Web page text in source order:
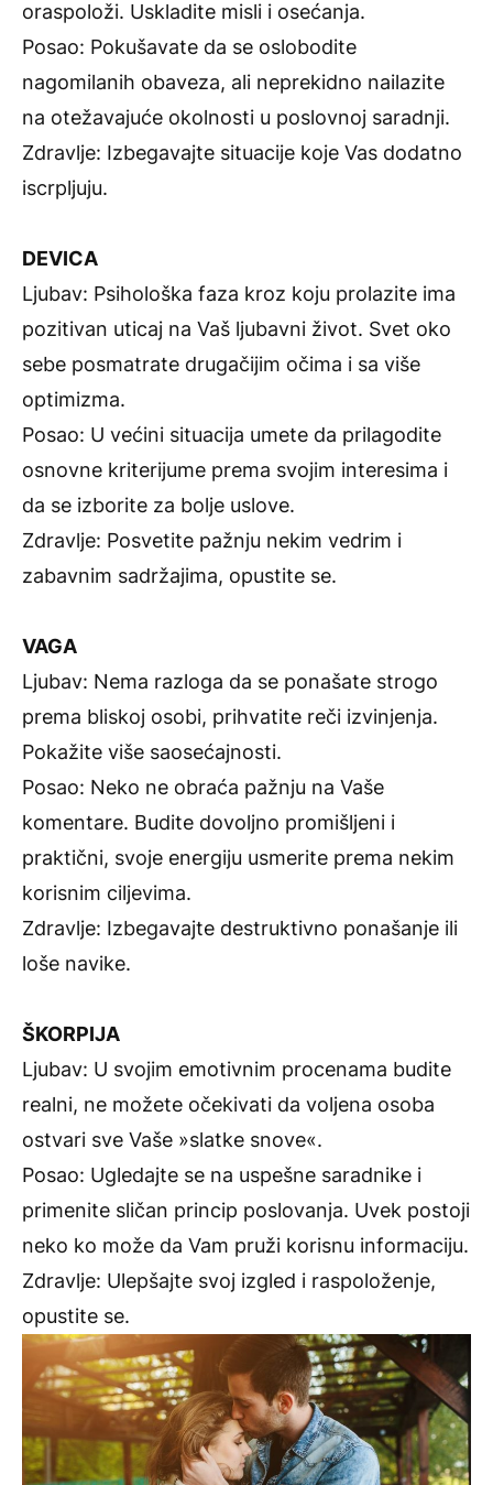
oraspoloži. Uskladite misli i osećanja.
Posao: Pokušavate da se oslobodite
nagomilanih obaveza, ali neprekidno nailazite
na otežavajuće okolnosti u poslovnoj saradnji.
Zdravlje: Izbegavajte situacije koje Vas dodatno
iscrpljuju.
DEVICA
Ljubav: Psihološka faza kroz koju prolazite ima
pozitivan uticaj na Vaš ljubavni život. Svet oko
sebe posmatrate drugačijim očima i sa više
optimizma.
Posao: U većini situacija umete da prilagodite
osnovne kriterijume prema svojim interesima i
da se izborite za bolje uslove.
Zdravlje: Posvetite pažnju nekim vedrim i
zabavnim sadržajima, opustite se.
VAGA
Ljubav: Nema razloga da se ponašate strogo
prema bliskoj osobi, prihvatite reči izvinjenja.
Pokažite više saosećajnosti.
Posao: Neko ne obraća pažnju na Vaše
komentare. Budite dovoljno promišljeni i
praktični, svoje energiju usmerite prema nekim
korisnim ciljevima.
Zdravlje: Izbegavajte destruktivno ponašanje ili
loše navike.
ŠKORPIJA
Ljubav: U svojim emotivnim procenama budite
realni, ne možete očekivati da voljena osoba
ostvari sve Vaše »slatke snove«.
Posao: Ugledajte se na uspešne saradnike i
primenite sličan princip poslovanja. Uvek postoji
neko ko može da Vam pruži korisnu informaciju.
Zdravlje: Ulepšajte svoj izgled i raspoloženje,
opustite se.